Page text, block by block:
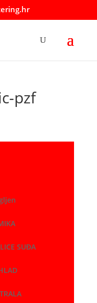
pzf
SUĐA